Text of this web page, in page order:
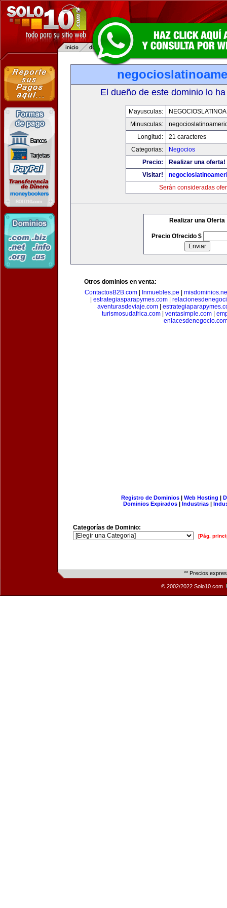
El dueño de este dominio lo
Mayusculas:
Minusculas:
Longitud:
21 caracteres
Categorias:
Negocios
Precio:
Realizar una oferta!
Visitar!
Serán consideradas
Realizar una Oferta
Precio Ofrecido $
Otros dominios en venta:
ContactosB2B.com
Inmuebles.pe
estrategiasparapymes.com
aventurasdeviaje.com|
turismosudafrica.com
ventasimple.com
Registro de Dominios| Web Hosting |
Dominios Expirados | Industrias |
Categorías de Dominio:
[Pág.
** Precios
© 2002/2022 Solo10.com